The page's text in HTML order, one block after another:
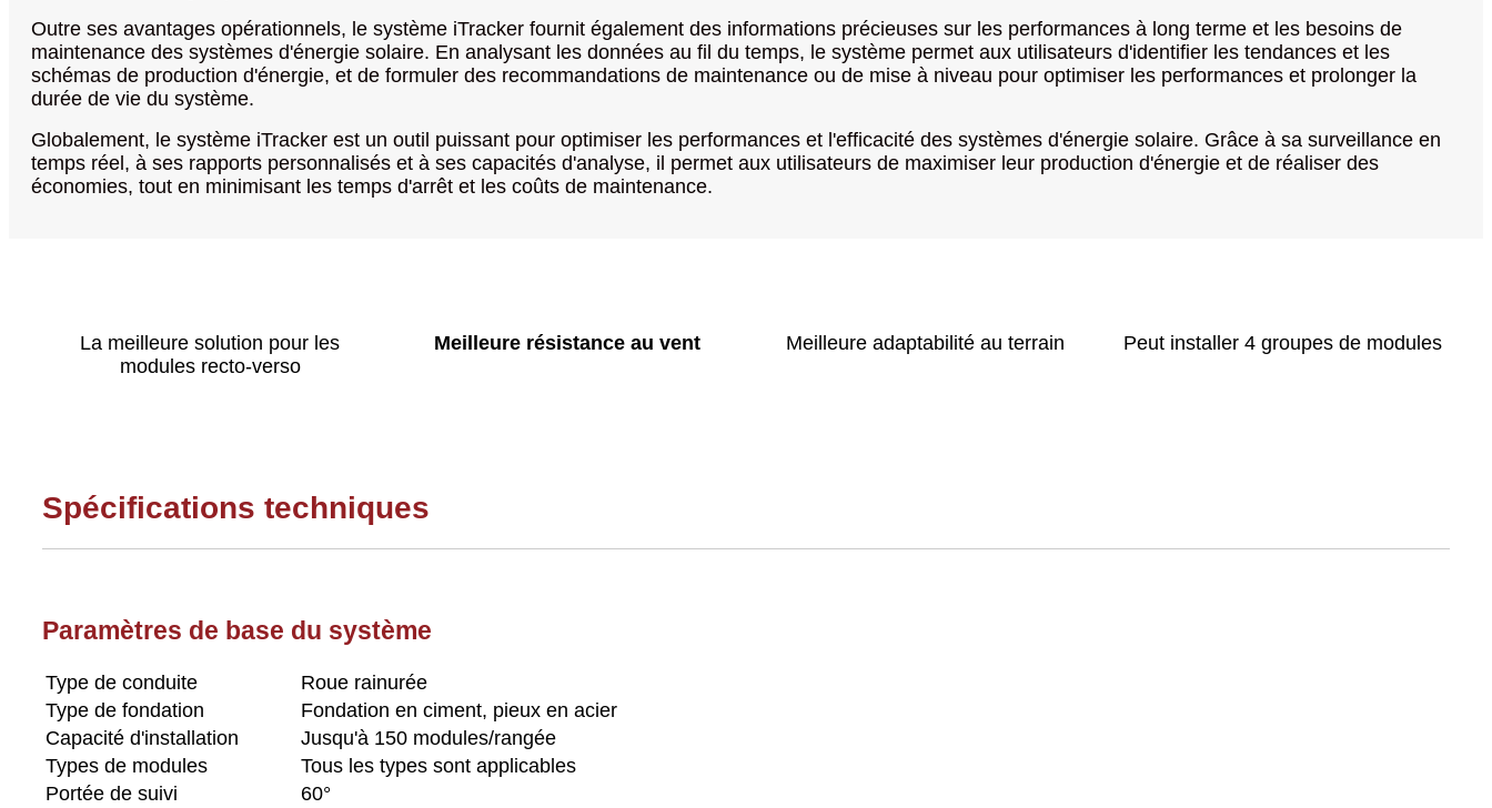
Outre ses avantages opérationnels, le système iTracker fournit également des informations précieuses sur les performances à long terme et les besoins de
maintenance des systèmes d'énergie solaire. En analysant les données au fil du temps, le système permet aux utilisateurs d'identifier les tendances et les
schémas de production d'énergie, et de formuler des recommandations de maintenance ou de mise à niveau pour optimiser les performances et prolonger la
durée de vie du système.
Globalement, le système iTracker est un outil puissant pour optimiser les performances et l'efficacité des systèmes d'énergie solaire. Grâce à sa surveillance en
temps réel, à ses rapports personnalisés et à ses capacités d'analyse, il permet aux utilisateurs de maximiser leur production d'énergie et de réaliser des
économies, tout en minimisant les temps d'arrêt et les coûts de maintenance.
La meilleure solution pour les
modules recto-verso
Meilleure résistance au vent Meilleure adaptabilité au terrain Peut installer 4 groupes de modules
Spécifications techniques
Paramètres de base du système
Type de conduite
Roue rainurée
Type de fondation
Fondation en ciment, pieux en acier
Capacité d'installation
Jusqu'à 150 modules/rangée
Types de modules
Tous les types sont applicables
Portée de suivi
60°